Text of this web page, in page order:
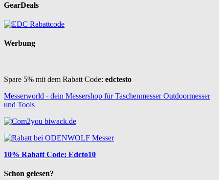
GearDeals
Werbung
Spare 5% mit dem Rabatt Code: edctesto
Messerworld - dein Messershop für Taschenmesser Outdoormesser
und Tools
10% Rabatt Code: Edcto10
Schon gelesen?